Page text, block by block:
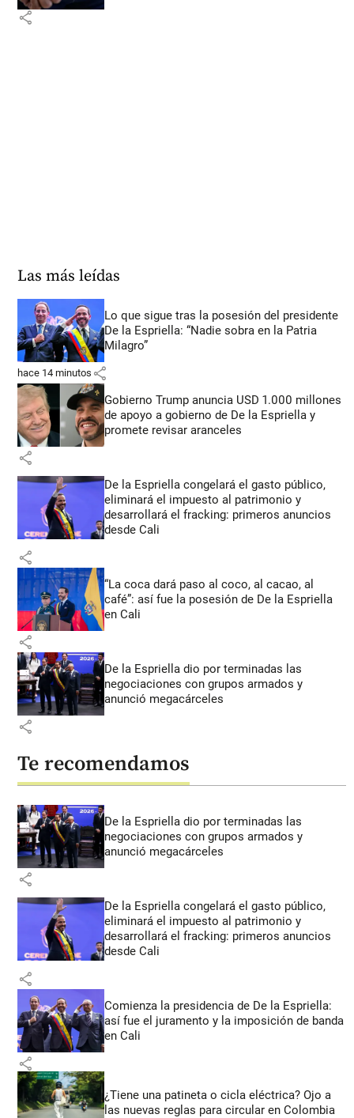
share
Las más leídas
Lo que sigue tras la posesión del presidente
De la Espriella: “Nadie sobra en la Patria
Milagro”
hace 14 minutos share
Gobierno Trump anuncia USD 1.000 millones
de apoyo a gobierno de De la Espriella y
promete revisar aranceles
share
De la Espriella congelará el gasto público,
eliminará el impuesto al patrimonio y
desarrollará el fracking: primeros anuncios
desde Cali
share
“La coca dará paso al coco, al cacao, al
café”: así fue la posesión de De la Espriella
en Cali
share
De la Espriella dio por terminadas las
negociaciones con grupos armados y
anunció megacárceles
share
Te recomendamos
De la Espriella dio por terminadas las
negociaciones con grupos armados y
anunció megacárceles
share
De la Espriella congelará el gasto público,
eliminará el impuesto al patrimonio y
desarrollará el fracking: primeros anuncios
desde Cali
share
Comienza la presidencia de De la Espriella:
así fue el juramento y la imposición de banda
en Cali
share
¿Tiene una patineta o cicla eléctrica? Ojo a
las nuevas reglas para circular en Colombia